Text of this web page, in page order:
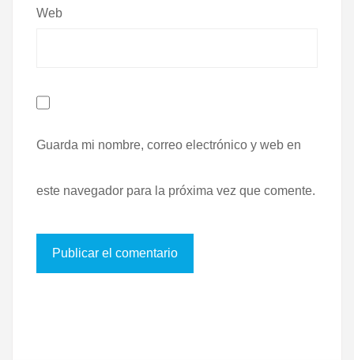
Web
Guarda mi nombre, correo electrónico y web en
este navegador para la próxima vez que comente.